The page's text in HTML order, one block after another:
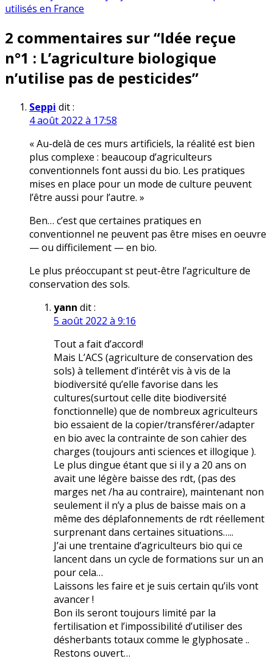
l’article
utilisés en France
2 commentaires sur “Idée reçue
n°1 : L’agriculture biologique
n’utilise pas de pesticides”
Seppi dit :
4 août 2022 à 17:58
« Au-delà de ces murs artificiels, la réalité est bien
plus complexe : beaucoup d’agriculteurs
conventionnels font aussi du bio. Les pratiques
mises en place pour un mode de culture peuvent
l’être aussi pour l’autre. »
Ben… c’est que certaines pratiques en
conventionnel ne peuvent pas être mises en oeuvre
— ou difficilement — en bio.
Le plus préoccupant st peut-être l’agriculture de
conservation des sols.
yann dit :
5 août 2022 à 9:16
Tout a fait d’accord!
Mais L’ACS (agriculture de conservation des
sols) à tellement d’intérêt vis à vis de la
biodiversité qu’elle favorise dans les
cultures(surtout celle dite biodiversité
fonctionnelle) que de nombreux agriculteurs
bio essaient de la copier/transférer/adapter
en bio avec la contrainte de son cahier des
charges (toujours anti sciences et illogique ).
Le plus dingue étant que si il y a 20 ans on
avait une légère baisse des rdt, (pas des
marges net /ha au contraire), maintenant non
seulement il n’y a plus de baisse mais on a
même des déplafonnements de rdt réellement
surprenant dans certaines situations…..
J’ai une trentaine d’agriculteurs bio qui ce
lancent dans un cycle de formations sur un an
pour cela…
Laissons les faire et je suis certain qu’ils vont
avancer !
Bon ils seront toujours limité par la
fertilisation et l’impossibilité d’utiliser des
désherbants totaux comme le glyphosate ..
Restons ouvert…